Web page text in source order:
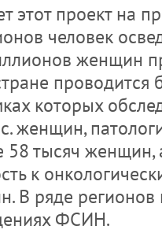
этот проект на
человек
женщин
проводится
которых
женщин,
58 тысяч женщин,
к
В ряде регионов
ФСИН.